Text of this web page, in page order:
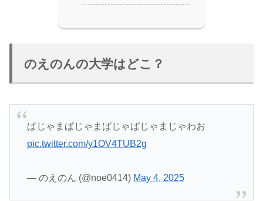
のえのんの大学はどこ？
ぱじゃまぱじゃまぱじゃぱじゃまじゃわお
pic.twitter.com/y1OV4TUB2g
— のえのん (@noe0414) May 4, 2025